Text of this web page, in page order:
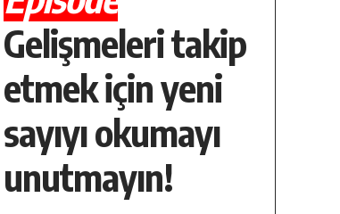
Gelişmeleri takip
etmek için yeni
sayıyı okumayı
unutmayın!